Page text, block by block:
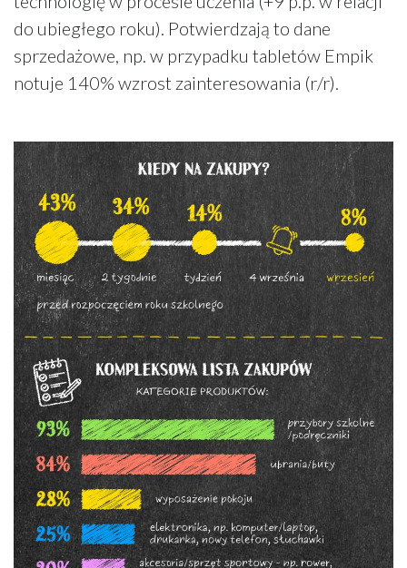
do ubiegłego roku). Potwierdzają to dane
sprzedażowe, np. w przypadku tabletów Empik
notuje 140% wzrost zainteresowania (r/r).